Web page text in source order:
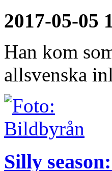
2017-05-05
Han kom
allsvenska
Silly